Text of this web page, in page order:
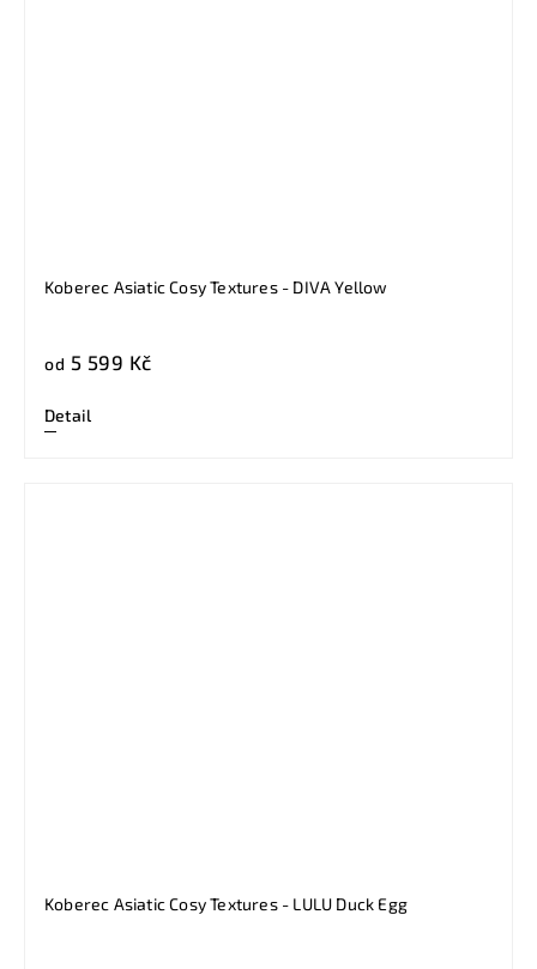
Koberec Asiatic Cosy Textures - DIVA Yellow
od 5 599 Kč
Detail
Koberec Asiatic Cosy Textures - LULU Duck Egg